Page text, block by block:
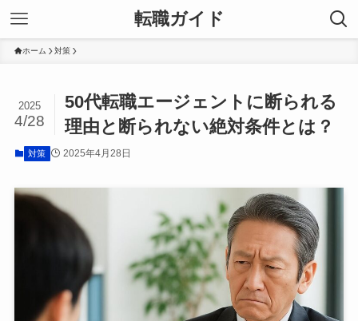
転職ガイド
ホーム 対策
50代転職エージェントに断られる
理由と断られない絶対条件とは？
2025
4/28
対策 2025年4月28日